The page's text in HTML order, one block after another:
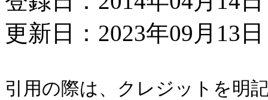
更新日：2023年09月13
引用の際は、クレジットを明